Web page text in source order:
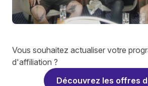
Vous souhaitez actualiser votre
d'affiliation ?
Découvrez les offres